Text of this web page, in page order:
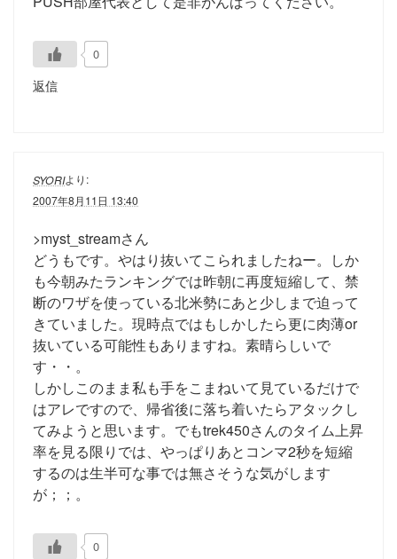
0
返信
SYORIより:
2007年8月11日 13:40
>myst_streamさん
どうもです。やはり抜いてこられましたねー。しか
も今朝みたランキングでは昨朝に再度短縮して、禁
断のワザを使っている北米勢にあと少しまで迫って
きていました。現時点ではもしかしたら更に肉薄or
抜いている可能性もありますね。素晴らしいで
す・・。
しかしこのまま私も手をこまねいて見ているだけで
はアレですので、帰省後に落ち着いたらアタックし
てみようと思います。でもtrek450さんのタイム上昇
率を見る限りでは、やっぱりあとコンマ2秒を短縮
するのは生半可な事では無さそうな気がします
が；；。
0